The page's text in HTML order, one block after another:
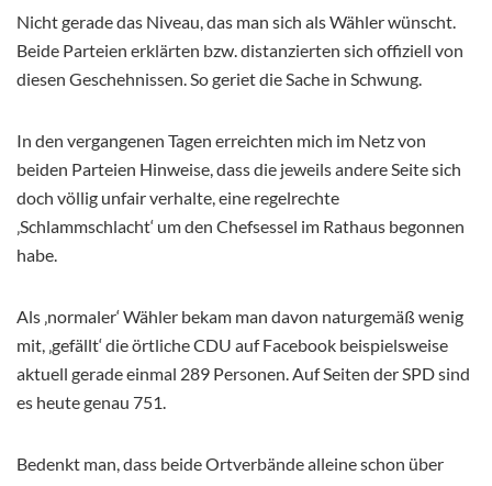
Nicht gerade das Niveau, das man sich als Wähler wünscht.
Beide Parteien erklärten bzw. distanzierten sich offiziell von
diesen Geschehnissen. So geriet die Sache in Schwung.
In den vergangenen Tagen erreichten mich im Netz von
beiden Parteien Hinweise, dass die jeweils andere Seite sich
doch völlig unfair verhalte, eine regelrechte
‚Schlammschlacht‘ um den Chefsessel im Rathaus begonnen
habe.
Als ‚normaler‘ Wähler bekam man davon naturgemäß wenig
mit, ‚gefällt‘ die örtliche CDU auf Facebook beispielsweise
aktuell gerade einmal 289 Personen. Auf Seiten der SPD sind
es heute genau 751.
Bedenkt man, dass beide Ortverbände alleine schon über